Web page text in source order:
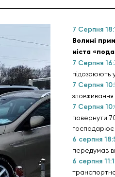
7 Серпня
Волині
міста
7 Серпня
підозрюють
7 Серпня
7 Серпня
повернути
господарює
6 серпня
передумав
6 серпня